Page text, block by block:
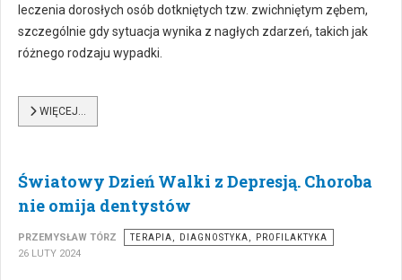
leczenia dorosłych osób dotkniętych tzw. zwichniętym zębem,
szczególnie gdy sytuacja wynika z nagłych zdarzeń, takich jak
różnego rodzaju wypadki.
WIĘCEJ…
Światowy Dzień Walki z Depresją. Choroba
nie omija dentystów
PRZEMYSŁAW TÓRZ
TERAPIA, DIAGNOSTYKA, PROFILAKTYKA
26 LUTY 2024